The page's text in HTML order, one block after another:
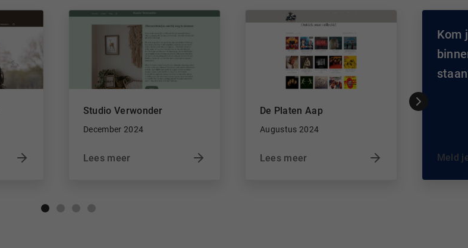
Studio Verwonder
December 2024
Lees meer
De Platen Aap
Augustus 2024
Lees meer
Kom
Meld